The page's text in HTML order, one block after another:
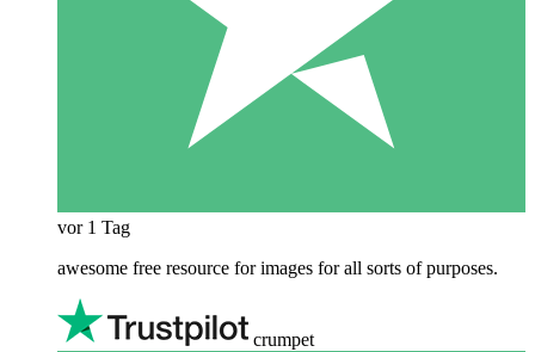
vor 1 Tag
awesome free resource for images for all sorts of purposes.
crumpet